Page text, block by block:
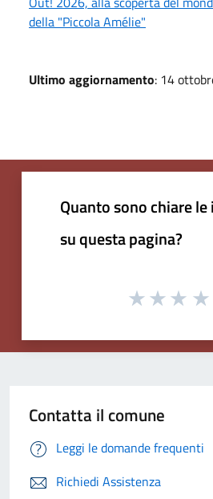
della "Piccola Amélie"
Ultimo aggiornamento: 14
Quanto sono chiare
su questa pagina?
Contatta il comune
Leggi le domande frequenti
Richiedi Assistenza